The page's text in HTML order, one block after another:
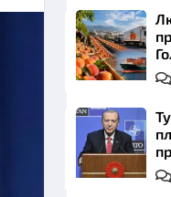
ХРАНА